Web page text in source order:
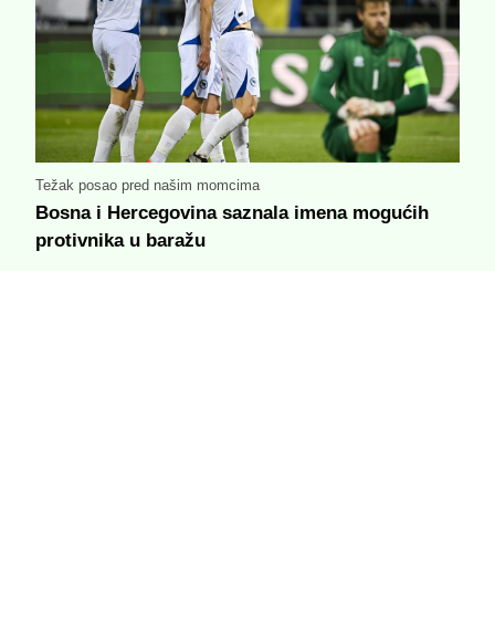
Težak posao pred našim momcima
Bosna i Hercegovina saznala imena mogućih
protivnika u baražu